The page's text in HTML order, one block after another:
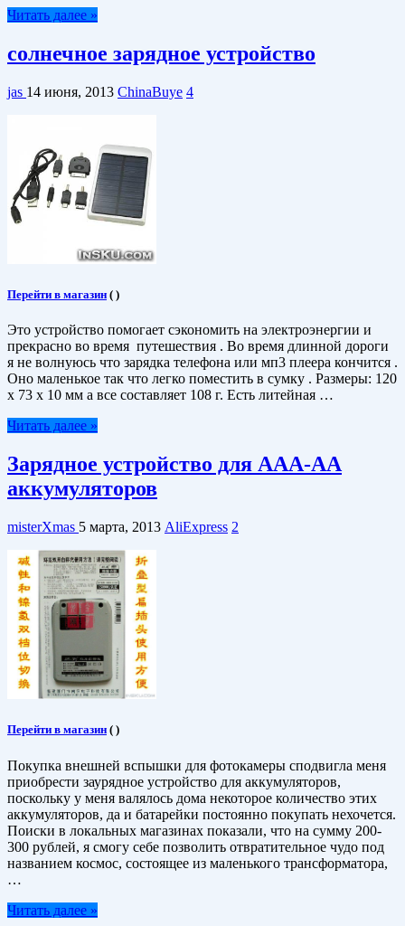
Читать далее »
солнечное зарядное устройство
jas 14 июня, 2013 ChinaBuye 4
Перейти в магазин ( )
Это устройство помогает сэкономить на электроэнергии и
прекрасно во время путешествия . Во время длинной дороги
я не волнуюсь что зарядка телефона или мп3 плеера кончится .
Оно маленькое так что легко поместить в сумку . Размеры: 120
х 73 х 10 мм а все составляет 108 г. Есть литейная …
Читать далее »
Зарядное устройство для AAA-AA
аккумуляторов
misterXmas 5 марта, 2013 AliExpress 2
Перейти в магазин ( )
Покупка внешней вспышки для фотокамеры сподвигла меня
приобрести заурядное устройство для аккумуляторов,
поскольку у меня валялось дома некоторое количество этих
аккумуляторов, да и батарейки постоянно покупать нехочется.
Поиски в локальных магазинах показали, что на сумму 200-
300 рублей, я смогу себе позволить отвратительное чудо под
названием космос, состоящее из маленького трансформатора,
…
Читать далее »